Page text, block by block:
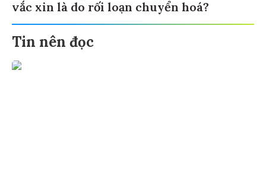
vắc xin là do rối loạn chuyển hoá?
Tin nên đọc